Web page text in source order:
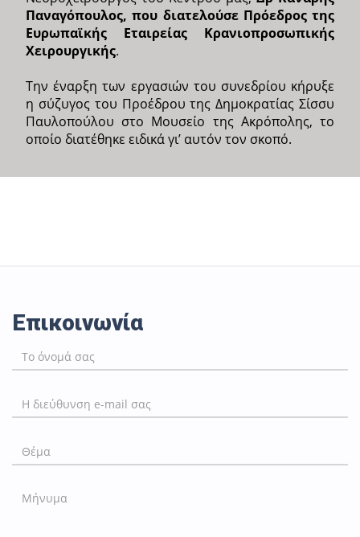
Παναγόπουλος, που διατελούσε Πρόεδρος της
Ευρωπαϊκής Εταιρείας Κρανιοπροσωπικής
Χειρουργικής.
Την έναρξη των εργασιών του συνεδρίου κήρυξε
η σύζυγος του Προέδρου της Δημοκρατίας Σίσσυ
Παυλοπούλου στο Μουσείο της Ακρόπολης, το
οποίο διατέθηκε ειδικά γι’ αυτόν τον σκοπό.
Επικοινωνία